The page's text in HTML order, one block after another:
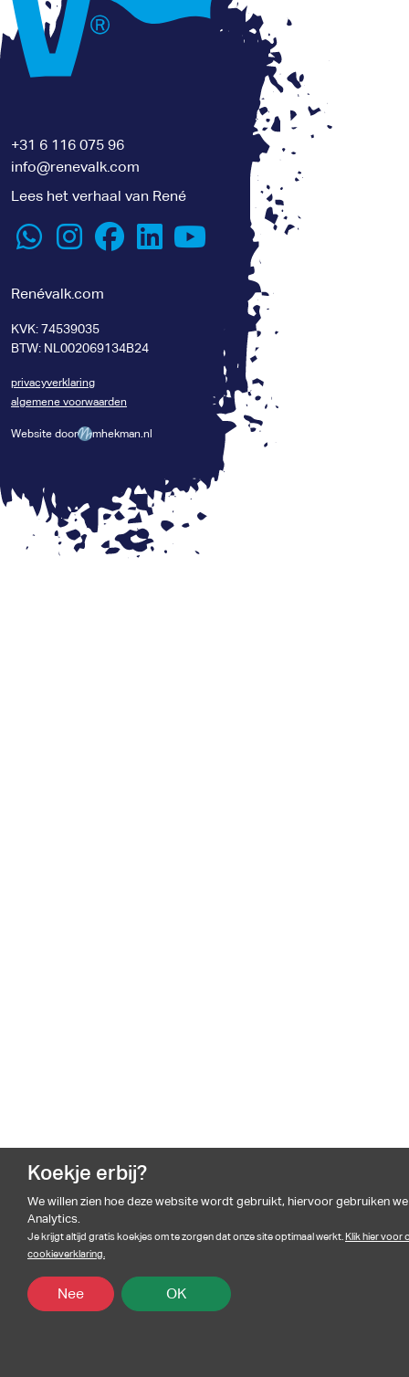
+31 6 116 075 96
info@renevalk.com
Lees het verhaal van René
Renévalk.com
KVK: 74539035
BTW: NL002069134B24
privacyverklaring
algemene voorwaarden
Website door mhekman.nl
Koekje erbij?
We willen zien hoe deze website wordt gebruikt, hiervoor gebruiken
Analytics.
Je krijgt altijd gratis koekjes om te zorgen dat onze site optimaal werkt.Klik hier voor
cookieverklaring.
Nee OK